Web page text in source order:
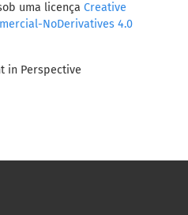
uma licença Creative
NoDerivatives 4.0
in Perspective